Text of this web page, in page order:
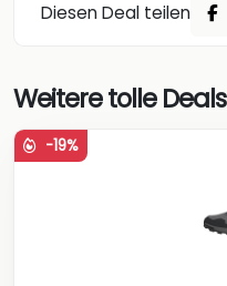
Diesen Deal teilen
Weitere tolle Deals
-19%